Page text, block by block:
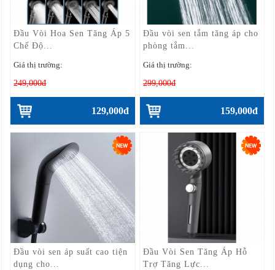
Đầu Vòi Hoa Sen Tăng Áp 5
Chế Độ...
Giá thị trường:
249,000đ
129,000đ
Đầu vòi sen tắm tăng áp cho
phòng tắm...
Giá thị trường:
299,000đ
159,000đ
Đầu vòi sen áp suất cao tiện
dụng cho...
Đầu Vòi Sen Tăng Áp Hỗ
Trợ Tăng Lực...